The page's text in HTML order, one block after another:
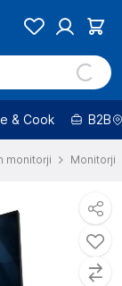
& Cook B2B
monitorji Monitorji